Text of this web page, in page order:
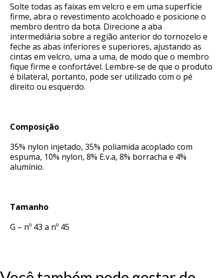
Solte todas as faixas em velcro e em uma superfície
firme, abra o revestimento acolchoado e posicione o
membro dentro da bota. Direcione a aba
intermediária sobre a região anterior do tornozelo e
feche as abas inferiores e superiores, ajustando as
cintas em velcro, uma a uma, de modo que o membro
fique firme e confortável. Lembre-se de que o produto
é bilateral, portanto, pode ser utilizado com o pé
direito ou esquerdo.
Composição
35% nylon injetado, 35% poliamida acoplado com
espuma, 10% nylon, 8% E.v.a, 8% borracha e 4%
alumínio.
Tamanho
G – nº 43 a nº 45